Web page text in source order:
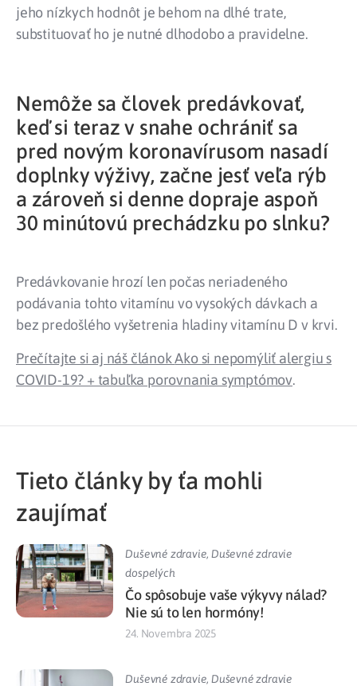
jeho nízkych hodnôt je behom na dlhé trate,
substituovať ho je nutné dlhodobo a pravidelne.
Nemôže sa človek predávkovať,
keď si teraz v snahe ochrániť sa
pred novým koronavírusom nasadí
doplnky výživy, začne jesť veľa rýb
a zároveň si denne dopraje aspoň
30 minútovú prechádzku po slnku?
Predávkovanie hrozí len počas neriadeného
podávania tohto vitamínu vo vysokých dávkach a
bez predošlého vyšetrenia hladiny vitamínu D v krvi.
Prečítajte si aj náš článokAko si nepomýliť alergiu s
COVID-19? + tabuľka porovnania symptómov.
Tieto články by ťa mohli
zaujímať
Duševné zdravie,Duševné zdravie
dospelých
Čo spôsobuje vaše výkyvy nálad?
Nie sú to len hormóny!
24. Novembra 2025
Duševné zdravie,Duševné zdravie